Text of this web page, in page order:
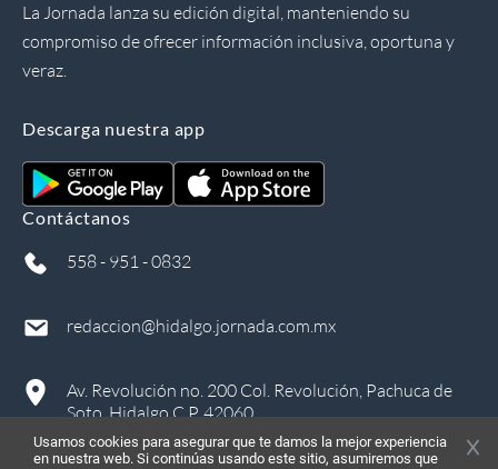
La Jornada lanza su edición digital, manteniendo su
compromiso de ofrecer información inclusiva, oportuna y
veraz.
Descarga nuestra app
Contáctanos
558 - 951 - 0832
redaccion@hidalgo.jornada.com.mx
Av. Revolución no. 200 Col. Revolución, Pachuca de
Soto, Hidalgo C.P. 42060
Usamos cookies para asegurar que te damos la mejor experiencia
en nuestra web. Si continúas usando este sitio, asumiremos que